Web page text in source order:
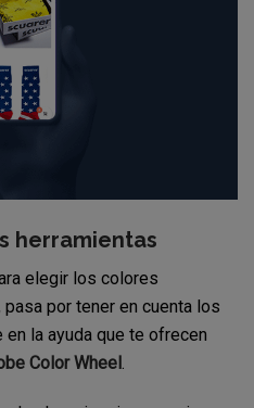
herramientas
elegir los colores
por tener en cuenta los
la ayuda que te ofrecen
Color Wheel.